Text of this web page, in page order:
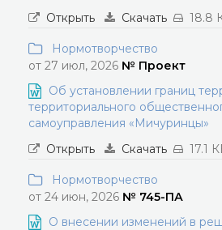
Открыть
Скачать 18.8
Нормотворчество
от 27 июл, 2026 № Проект
Об установлении границ
территориального
самоуправления «Мичуринцы»
Открыть
Скачать 17.1
Нормотворчество
от 24 июн, 2026 № 745-ПА
О внесении изменений в